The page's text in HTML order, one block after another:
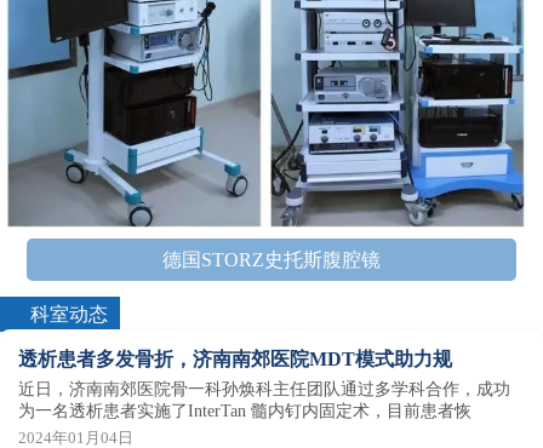
德国STORZ史托斯腹腔镜
科室动态
透析患者多发骨折，济南南郊医院MDT模式助力规
近日，济南南郊医院骨一科孙焕科主任团队通过多学科合作，成功
为一名透析患者实施了InterTan 髓内钉内固定术，目前患者恢
2024年01月04日